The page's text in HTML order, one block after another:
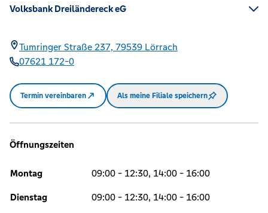
Volksbank Dreiländereck eG
Tumringer Straße 237, 79539 Lörrach
07621 172-0
Termin vereinbaren Als meine Filiale speichern
Öffnungszeiten
Montag 09:00 - 12:30, 14:00 - 16:00
Dienstag 09:00 - 12:30, 14:00 - 16:00